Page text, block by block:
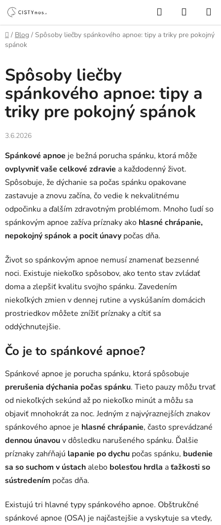
Prejsť
na
obsah
Hľadať
KOŠÍK
Domov
/ Blog / Spôsoby liečby spánkového apnoe: tipy a triky pre pokojný
spánok
Spôsoby liečby
spánkového apnoe: tipy a
triky pre pokojný spánok
3.6.2026
Spánkové apnoe je bežná porucha spánku, ktorá môže
ovplyvniť vaše celkové zdravie a každodenný život.
Spôsobuje, že dýchanie sa počas spánku opakovane
zastavuje a znovu začína, čo vedie k nekvalitnému
odpočinku a ďalším zdravotným problémom. Mnoho ľudí so
spánkovým apnoe zažíva príznaky ako hlasné chrápanie,
nepokojný spánok a pocit únavy počas dňa.
Život so spánkovým apnoe nemusí znamenať bezsenné
noci. Existuje niekoľko spôsobov, ako tento stav zvládať
doma a zlepšiť kvalitu svojho spánku. Zavedením
niekoľkých zmien v dennej rutine a vyskúšaním domácich
prostriedkov môžete znížiť príznaky a cítiť sa
oddýchnutejšie.
Čo je to spánkové apnoe?
Spánkové apnoe je porucha spánku, ktorá spôsobuje
prerušenia dýchania počas spánku. Tieto pauzy môžu trvať
od niekoľkých sekúnd až po niekoľko minút a môžu sa
objaviť mnohokrát za noc. Jedným z najvýraznejších znakov
spánkového apnoe je hlasné chrápanie, často sprevádzané
dennou únavouv dôsledku narušeného spánku. Ďalšie
príznaky zahŕňajú lapanie po dychu počas spánku, budenie
sa so suchom v ústach alebo bolesťou hrdla aťažkosti so
sústredením počas dňa.
Existujú tri hlavné typy spánkového apnoe. Obštrukčné
spánkové apnoe (OSA) je najčastejšie a vyskytuje sa vtedy,